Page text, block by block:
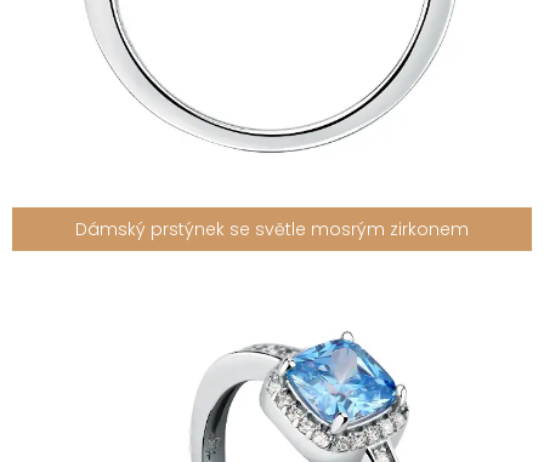
Dámský prstýnek se světle mosrým zirkonem